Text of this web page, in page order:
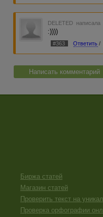
DELETED написала
:))))
#363 Ответить /
Написать комментарий
Биржа статей
Магазин статей
Проверить текст на
Проверка орфографии